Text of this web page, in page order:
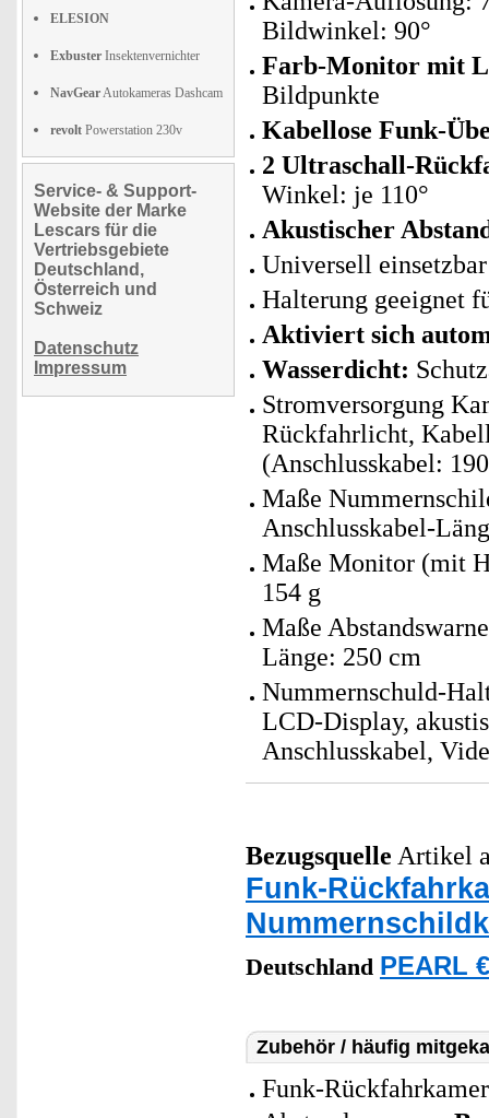
ELESION
Exbuster Insektenvernichter
NavGearAutokameras Dashcam
revolt Powerstation 230v
Service- & Support-
Website der Marke
Lescars für die
Vertriebsgebiete
Deutschland,
Österreich und
Schweiz
Datenschutz
Impressum
Bildwinkel: 90°
Farb-Monitor mit
Bildpunkte
Kabellose Funk-
2 Ultraschall-
Winkel: je 110°
Akustischer
Universell
Halterung geeignet
Aktiviert sich
Wasserdicht:
Stromversorgung
Rückfahrlicht,
(Anschlusskabel:
Maße
Anschlusskabel-
Maße Monitor (mit
154 g
Maße
Länge: 250 cm
Nummernschuld-
LCD-Display,
Anschlusskabel,
Bezugsquelle Artikel
Funk-
Deutschland PEARL
Zubehör / häufig
Funk-